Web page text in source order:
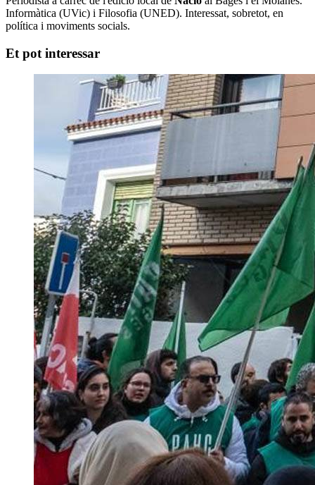
Informàtica (UVic) i Filosofia (UNED). Interessat, sobretot, en
política i moviments socials.
Et pot interessar